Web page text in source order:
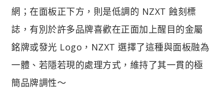
網；在面板正下方，則是低調的 NZXT 蝕刻標
誌，有別於許多品牌喜歡在正面加上醒目的金屬
銘牌或發光 Logo，NZXT 選擇了這種與面板融為
一體、若隱若現的處理方式，維持了其一貫的極
簡品牌調性～